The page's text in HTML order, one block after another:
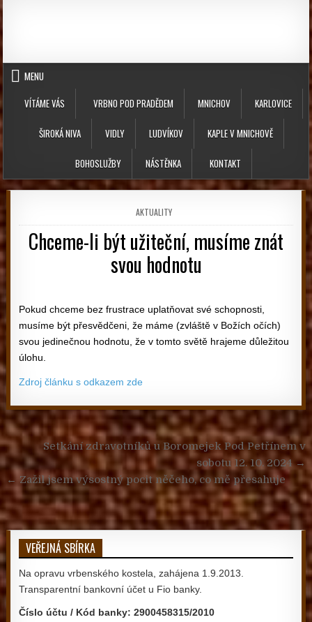
Skip to content
MENU
VÍTÁME VÁS
VRBNO POD PRADĚDEM MNICHOV KARLOVICE
ŠIROKÁ NIVA VIDLY LUDVÍKOV KAPLE V MNICHOVĚ
BOHOSLUŽBY NÁSTĚNKA KONTAKT
POSTED IN
AKTUALITY
Chceme-li být užiteční, musíme znát
svou hodnotu
Pokud chceme bez frustrace uplatňovat své schopnosti,
musíme být přesvědčeni, že máme (zvláště v Božích očích)
svou jedinečnou hodnotu, že v tomto světě hrajeme důležitou
úlohu.
Zdroj článku s odkazem zde
Navigace pro příspěvek
Setkání zdravotníků u Boromejek Pod Petřínem v
sobotu 12. 10. 2024 →
← Zažil jsem výsostný pocit něčeho, co mě přesahuje
VEŘEJNÁ SBÍRKA
Na opravu vrbenského kostela, zahájena 1.9.2013.
Transparentní bankovní účet u Fio banky.
Číslo účtu / Kód banky: 2900458315/2010